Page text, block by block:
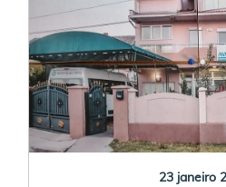
23 janeiro